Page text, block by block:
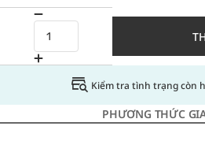
Kiểm tra tình trạng còn
PHƯƠNG THỨC